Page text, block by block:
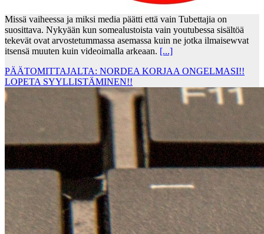
Missä vaiheessa ja miksi media päätti että vain Tubettajia on
suosittava. Nykyään kun somealustoista vain youtubessa sisältöä
tekevät ovat arvostetummassa asemassa kuin ne jotka ilmaisewvat
itsensä muuten kuin videoimalla arkeaan. [...]
PÄÄTOMITTAJALTA: NORDEA KORJAA ONGELMASI!!
LOPETA SYYLLISTÄMINEN!!